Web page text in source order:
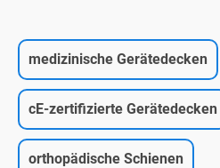
medizinische Gerätedecken
cE-zertifizierte Gerätedecken
orthopädische Schienen